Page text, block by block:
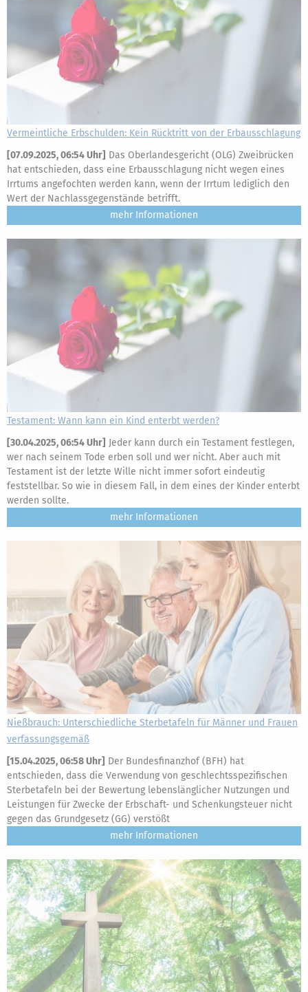
Vermeintliche Erbschulden: Kein Rücktritt von der Erbausschlagung
[07.09.2025, 06:54 Uhr] Das Oberlandesgericht (OLG) Zweibrücken
hat entschieden, dass eine Erbausschlagung nicht wegen eines
Irrtums angefochten werden kann, wenn der Irrtum lediglich den
Wert der Nachlassgegenstände betrifft.
mehr
Testament: Wann kann ein Kind enterbt werden?
[30.04.2025, 06:54 Uhr] Jeder kann durch ein Testament festlegen,
wer nach seinem Tode erben soll und wer nicht. Aber auch mit
Testament ist der letzte Wille nicht immer sofort eindeutig
feststellbar. So wie in diesem Fall, in dem eines der Kinder enterbt
werden sollte.
mehr
Nießbrauch: Unterschiedliche Sterbetafeln für Männer und Frauen
verfassungsgemäß
[15.04.2025, 06:58 Uhr] Der Bundesfinanzhof (BFH) hat
entschieden, dass die Verwendung von geschlechtsspezifischen
Sterbetafeln bei der Bewertung lebenslänglicher Nutzungen und
Leistungen für Zwecke der Erbschaft- und Schenkungsteuer nicht
gegen das Grundgesetz (GG) verstößt
mehr